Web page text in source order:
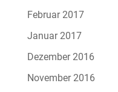
Februar 2017
Januar 2017
Dezember 2016
November 2016